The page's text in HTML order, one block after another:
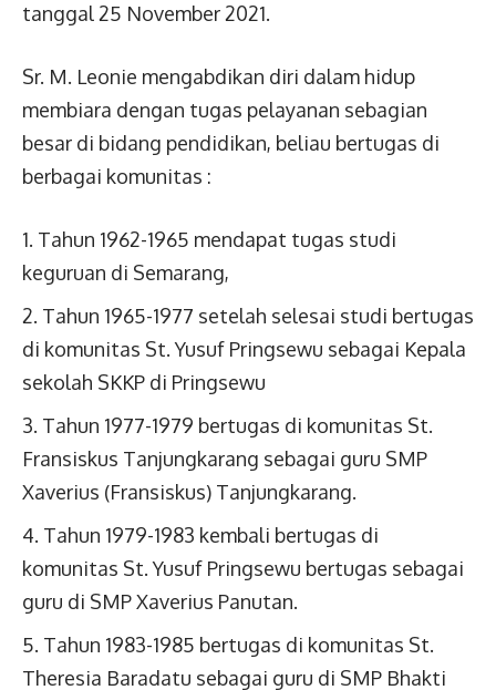
tanggal 25 November 2021.
Sr. M. Leonie mengabdikan diri dalam hidup
membiara dengan tugas pelayanan sebagian
besar di bidang pendidikan, beliau bertugas di
berbagai komunitas :
Tahun 1962-1965 mendapat tugas studi
keguruan di Semarang,
Tahun 1965-1977 setelah selesai studi bertugas
di komunitas St. Yusuf Pringsewu sebagai Kepala
sekolah SKKP di Pringsewu
Tahun 1977-1979 bertugas di komunitas St.
Fransiskus Tanjungkarang sebagai guru SMP
Xaverius (Fransiskus) Tanjungkarang.
Tahun 1979-1983 kembali bertugas di
komunitas St. Yusuf Pringsewu bertugas sebagai
guru di SMP Xaverius Panutan.
Tahun 1983-1985 bertugas di komunitas St.
Theresia Baradatu sebagai guru di SMP Bhakti